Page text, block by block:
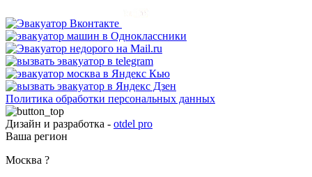
Политика обработки персональных данных
Дизайн и разработка - otdel pro
Ваша регион
Москва ?